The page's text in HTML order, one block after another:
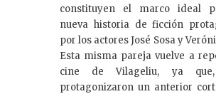
constituyen el marco ideal
nueva historia de ficción
por los actores José Sosa y
Esta misma pareja vuelve a
cine de Vilageliu, ya
protagonizaron un anterior